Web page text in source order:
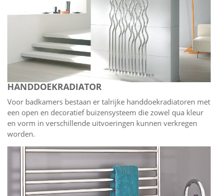
HANDDOEKRADIATOR
Voor badkamers bestaan er talrijke handdoekradiatoren met
een open en decoratief buizensysteem die zowel qua kleur
en vorm in verschillende uitvoeringen kunnen verkregen
worden.